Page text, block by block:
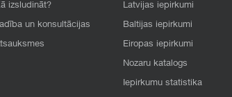
izsludināt?
un konsultācijas
Latvijas iepirkumi
Baltijas iepirkumi
Eiropas iepirkumi
Nozaru katalogs
Iepirkumu statistika